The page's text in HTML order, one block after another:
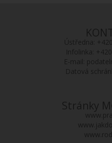
Ústředna:
Infolinka:
E-mail:
Datová
Stránky